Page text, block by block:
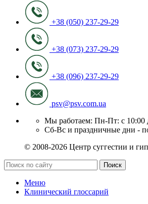
+38 (050) 237-29-29
+38 (073) 237-29-29
+38 (096) 237-29-29
psv@psv.com.ua
Мы работаем: Пн-Пт: с 10:00
Сб-Вс и праздничные дни -
© 2008-2026 Центр суггестии и
Поиск
Меню
Клинический глоссарий